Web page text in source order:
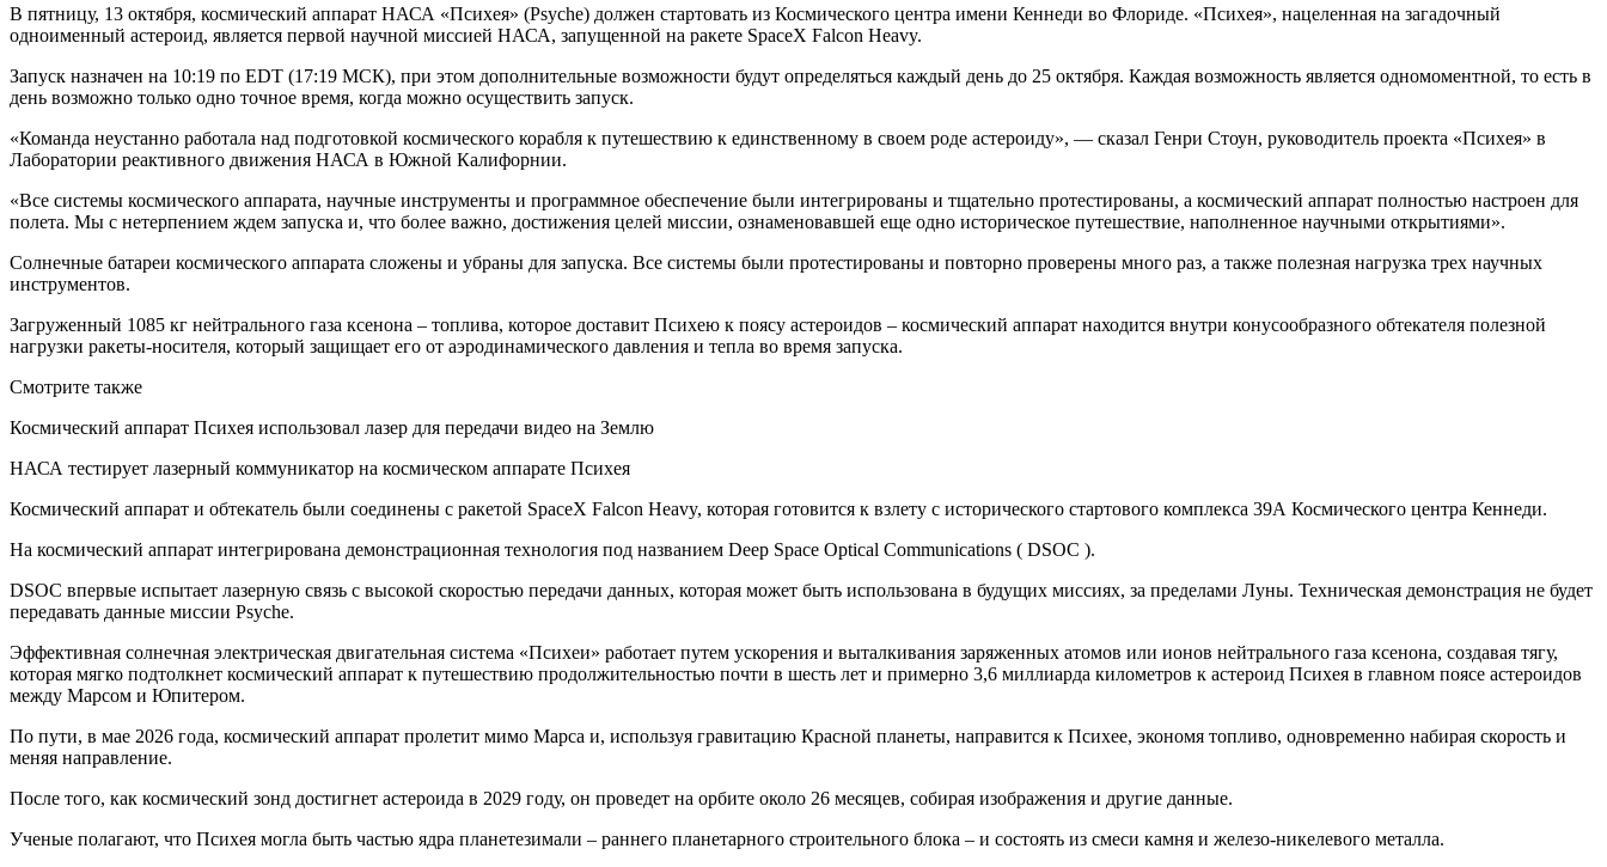
В пятницу, 13 октября, космический аппарат НАСА «Психея» (Psyche) должен стартовать из Космического центра имени Кеннеди во Флориде. «Психея», нацеленная на загадочный
одноименный астероид, является первой научной миссией НАСА, запущенной на ракете SpaceX Falcon Heavy.
Запуск назначен на 10:19 по EDT (17:19 МСК), при этом дополнительные возможности будут определяться каждый день до 25 октября. Каждая возможность является одномоментной, то есть в
день возможно только одно точное время, когда можно осуществить запуск.
«Команда неустанно работала над подготовкой космического корабля к путешествию к единственному в своем роде астероиду», — сказал Генри Стоун, руководитель проекта «Психея» в
Лаборатории реактивного движения НАСА в Южной Калифорнии.
«Все системы космического аппарата, научные инструменты и программное обеспечение были интегрированы и тщательно протестированы, а космический аппарат полностью настроен для
полета. Мы с нетерпением ждем запуска и, что более важно, достижения целей миссии, ознаменовавшей еще одно историческое путешествие, наполненное научными открытиями».
Солнечные батареи космического аппарата сложены и убраны для запуска. Все системы были протестированы и повторно проверены много раз, а также полезная нагрузка трех научных
инструментов.
Загруженный 1085 кг нейтрального газа ксенона – топлива, которое доставит Психею к поясу астероидов – космический аппарат находится внутри конусообразного обтекателя полезной
нагрузки ракеты-носителя, который защищает его от аэродинамического давления и тепла во время запуска.
Смотрите также
Космический аппарат Психея использовал лазер для передачи видео на Землю
НАСА тестирует лазерный коммуникатор на космическом аппарате Психея
Космический аппарат и обтекатель были соединены с ракетой SpaceX Falcon Heavy, которая готовится к взлету с исторического стартового комплекса 39А Космического центра Кеннеди.
На космический аппарат интегрирована демонстрационная технология под названием Deep Space Optical Communications ( DSOC ).
DSOC впервые испытает лазерную связь с высокой скоростью передачи данных, которая может быть использована в будущих миссиях, за пределами Луны. Техническая демонстрация не будет
передавать данные миссии Psyche.
Эффективная солнечная электрическая двигательная система «Психеи» работает путем ускорения и выталкивания заряженных атомов или ионов нейтрального газа ксенона, создавая тягу,
которая мягко подтолкнет космический аппарат к путешествию продолжительностью почти в шесть лет и примерно 3,6 миллиарда километров к астероид Психея в главном поясе астероидов
между Марсом и Юпитером.
По пути, в мае 2026 года, космический аппарат пролетит мимо Марса и, используя гравитацию Красной планеты, направится к Психее, экономя топливо, одновременно набирая скорость и
меняя направление.
После того, как космический зонд достигнет астероида в 2029 году, он проведет на орбите около 26 месяцев, собирая изображения и другие данные.
Ученые полагают, что Психея могла быть частью ядра планетезимали – раннего планетарного строительного блока – и состоять из смеси камня и железо-никелевого металла.